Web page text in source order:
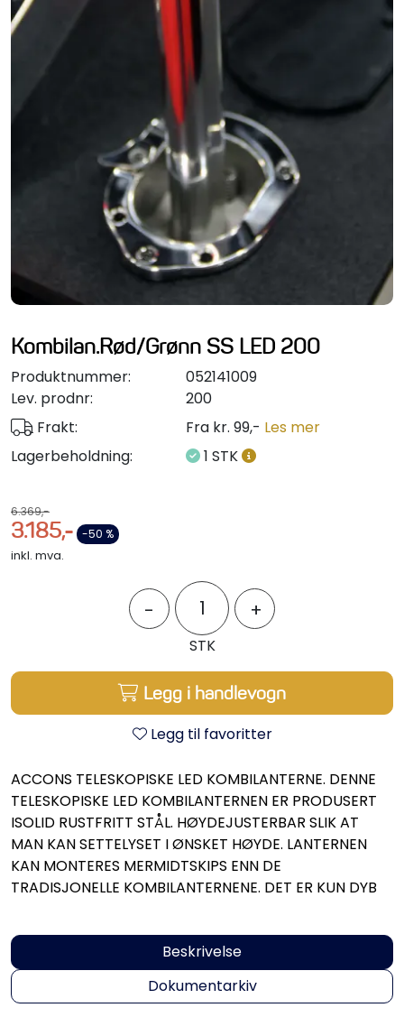
Kombilan.Rød/Grønn SS LED 200
Produktnummer:
052141009
Lev. prodnr:
200
Frakt:
Fra kr. 99,- Les mer
Lagerbeholdning:
1 STK
6.369,-
3.185,- -50 %
inkl. mva.
- +
STK
Legg i handlevogn
Legg til favoritter
ACCONS TELESKOPISKE LED KOMBILANTERNE. DENNE
TELESKOPISKE LED KOMBILANTERNEN ER PRODUSERT
ISOLID RUSTFRITT STÅL. HØYDEJUSTERBAR SLIK AT
MAN KAN SETTELYSET I ØNSKET HØYDE. LANTERNEN
KAN MONTERES MERMIDTSKIPS ENN DE
TRADISJONELLE KOMBILANTERNENE. DET ER KUN DYB
Beskrivelse
Dokumentarkiv
Styring/kontroll
Verktøy
Outlet
Motordelsvelger/SONAR
Propeller
Servicesett
Outlet